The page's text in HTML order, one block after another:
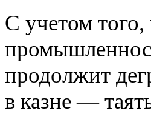
С учетом
продолжит
в казне —